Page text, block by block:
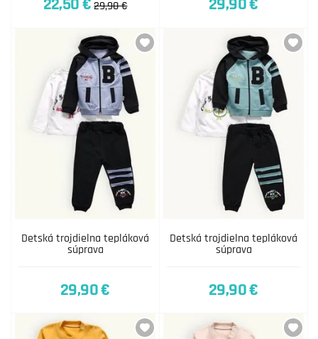
22,50 € 29,90 € 29,90 €
Detská trojdielna tepláková
súprava
29,90 €
Detská trojdielna tepláková
súprava
29,90 €